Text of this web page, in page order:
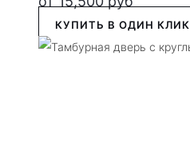
КУПИТЬ В ОДИН КЛИК